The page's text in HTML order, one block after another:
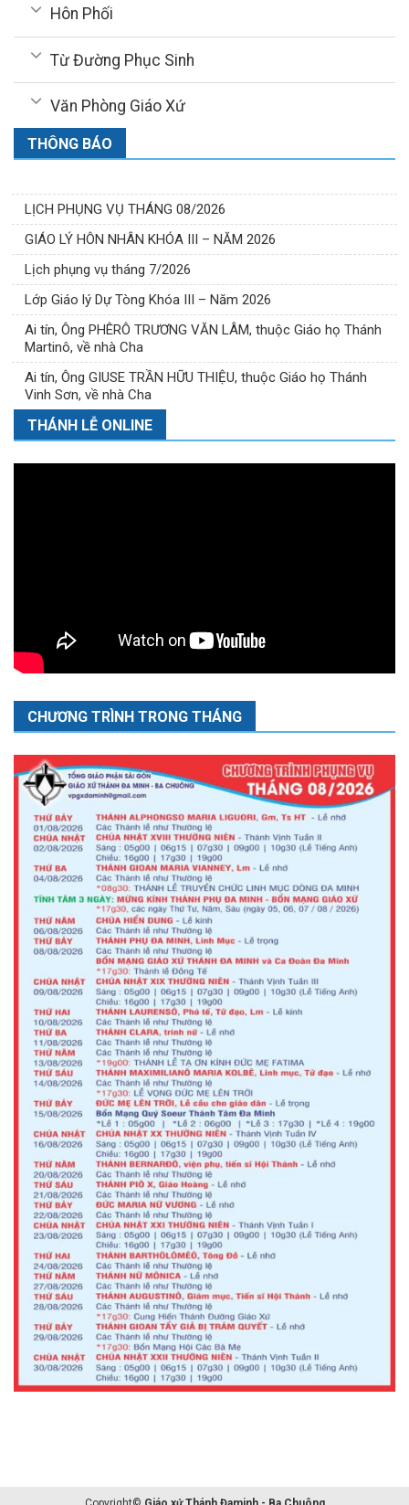
Hôn Phối
Từ Đường Phục Sinh
Văn Phòng Giáo Xứ
THÔNG BÁO
LỊCH PHỤNG VỤ THÁNG 08/2026
GIÁO LÝ HÔN NHÂN KHÓA III – NĂM 2026
Lịch phụng vụ tháng 7/2026
Lớp Giáo lý Dự Tòng Khóa III – Năm 2026
Ai tín, Ông PHÊRÔ TRƯƠNG VĂN LÂM, thuộc Giáo họ Thánh
Martinô, về nhà Cha
Ai tín, Ông GIUSE TRẦN HỮU THIỆU, thuộc Giáo họ Thánh
Vinh Sơn, về nhà Cha
THÁNH LỄ ONLINE
CHƯƠNG TRÌNH TRONG THÁNG